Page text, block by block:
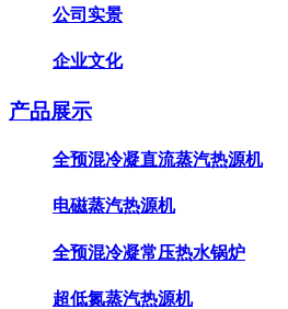
公司实景
企业文化
产品展示
全预混冷凝直流蒸汽热源机
电磁蒸汽热源机
全预混冷凝常压热水锅炉
超低氮蒸汽热源机